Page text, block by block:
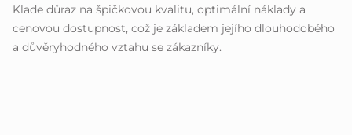
Klade důraz na špičkovou kvalitu, optimální náklady a
cenovou dostupnost, což je základem jejího dlouhodobého
a důvěryhodného vztahu se zákazníky.